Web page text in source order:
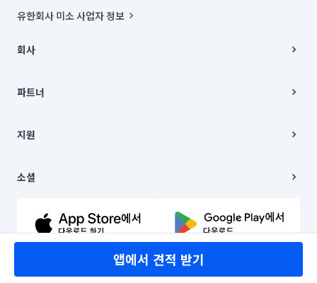
앱에서 견적 받기
유한회사 미소 사업자 정보
00019 |
주소 | 본사: 서울특별시 종로구 율곡로 6(중학동, 트윈트리빌딩) B동 5층
컨택센터 : 서울특별시 종로구 수송동 율곡로 24, 7층, 8층 미소
상품, 상품정보, 거래에 관한 의무와 책임은 거래당사자에게 있습니다.
언론 보도 관련 문의:
© 유한회사 미소. Miso, Inc. All Rights Reserved.
회사
채용
파트너
이사
지원
이용약관
문의하기
소셜
유튜브